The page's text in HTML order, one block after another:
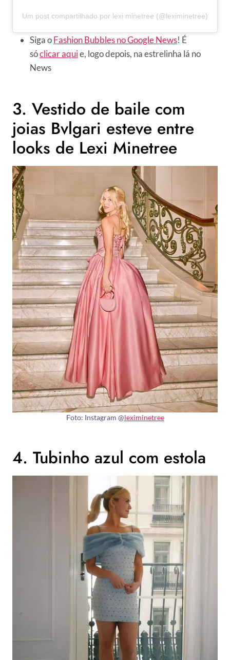
Um post compartilhado por lexi minetree (@leximinetree)
Siga oFashion Bubbles no Google News! É
sóclicar aquie, logo depois, na estrelinha lá no
News
3. Vestido de baile com
joias Bvlgari esteve entre
looks de Lexi Minetree
Foto: Instagram @leximinetree
4. Tubinho azul com estola